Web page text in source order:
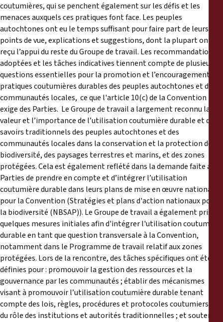
coutumières, qui se penchent également sur les défis et les
menaces auxquels ces pratiques font face. Les peuples
autochtones ont eu le temps suffisant pour faire part de leurs
points de vue, explications et suggestions, dont la plupart ont
reçu l’appui du reste du Groupe de travail. Les recommandations
adoptées et les tâches indicatives tiennent compte de plusieurs
questions essentielles pour la promotion et l’encouragement des
pratiques coutumières durables des peuples autochtones et des
communautés locales, ce que l'article 10(c) de la Convention
exige des Parties. Le Groupe de travail a largement reconnu la
valeur et l’importance de l’utilisation coutumière durable et des
savoirs traditionnels des peuples autochtones et des
communautés locales dans la conservation et la protection de la
biodiversité, des paysages terrestres et marins, et des zones
protégées. Cela est également reflété dans la demande faite aux
Parties de prendre en compte et d’intégrer l’utilisation
coutumière durable dans leurs plans de mise en œuvre nationaux
pour la Convention (Stratégies et plans d'action nationaux pour
la biodiversité (NBSAP)). Le Groupe de travail a également pris
quelques mesures initiales afin d'intégrer l'utilisation coutumière
durable en tant que question transversale à la Convention,
notamment dans le Programme de travail relatif aux zones
protégées. Lors de la rencontre, des tâches spécifiques ont été
définies pour : promouvoir la gestion des ressources et la
gouvernance par les communautés ; établir des mécanismes
visant à promouvoir l’utilisation coutumière durable tenant
compte des lois, règles, procédures et protocoles coutumiers et
du rôle des institutions et autorités traditionnelles ; et soutenir